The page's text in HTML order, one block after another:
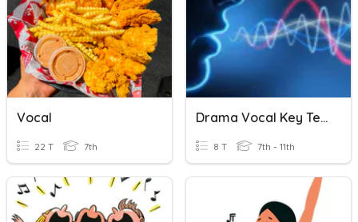
Vocal
22 T 7th
Drama Vocal Key Terms
8 T 7th - 11th